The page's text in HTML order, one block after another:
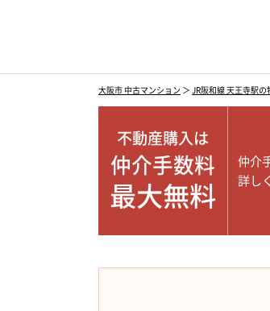
大阪市 中古マンション ＞ JR阪和線 天王寺駅の
不動産購入は
仲介手数料
最大無料
仲介
詳し